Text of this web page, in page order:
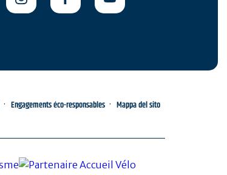
Engagements éco-responsables Mappa del sito